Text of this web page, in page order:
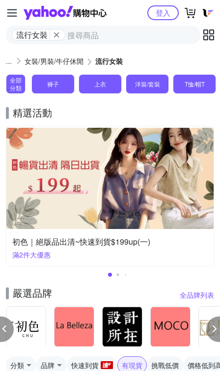
Yahoo購物中心
流行女裝
登入
女裝/男裝/牛仔休閒 流行女裝
全部
分類
褲子 上衣 洋裝/套裝 T恤/帽T
精選活動
初色｜絕版品出清~快速到貨$199up(一)
滿2件大優惠
嚴選品牌 全品牌列表
分類 品牌 快速到貨 有現貨 挑戰低價 價格低到